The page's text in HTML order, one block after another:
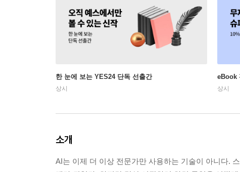
한 눈에 보는 YES24 단독 선출간
상시
eBook
상시
소개
AI는 이제 더 이상 전문가만 사용하는 기술이 아니다.